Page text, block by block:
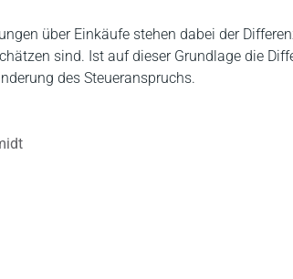
über Einkäufe stehen dabei der
sind. Ist auf dieser Grundlage die
des Steueranspruchs.